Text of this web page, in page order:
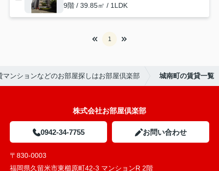
9階 / 39.85㎡ / 1LDK
1
マンションなどのお部屋探しはお部屋倶楽部 城南町の賃貸一覧
株式会社お部屋倶楽部
0942-34-7755 お問い合わせ
〒830-0003
福岡県久留米市東櫛原町42-3 マンションR 2階